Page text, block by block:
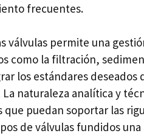
frecuentes.
válvulas permite una
como la filtración,
los estándares deseados
naturaleza analítica y
puedan soportar las
de válvulas fundidos